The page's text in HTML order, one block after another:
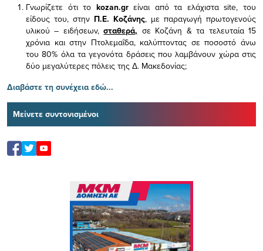
Γνωρίζετε ότι το kozan.gr είναι από τα ελάχισταsite, του
είδους του, στην Π.Ε. Κοζάνης, με παραγωγή πρωτογενούς
υλικού – ειδήσεων,σταθερά, σε Κοζάνη & τα τελευταία 15
χρόνια και στην Πτολεμαΐδα, καλύπτοντας σε ποσοστό άνω
του 80% όλα τα γεγονότα δράσεις που λαμβάνουν χώρα στις
δύο μεγαλύτερες πόλεις της Δ. Μακεδονίας;
Διαβάστε τη συνέχεια εδώ...
Μείνετε συντονισμένοι